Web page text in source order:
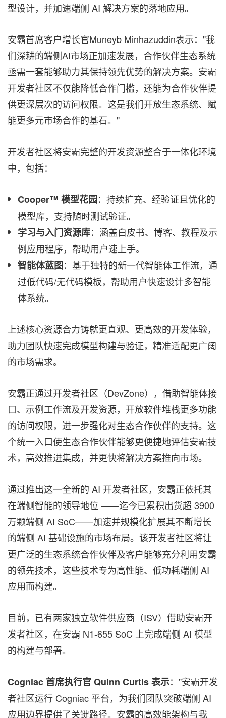
型设计，并加速端侧 AI 解决方案的落地应用。
安霸首席客户增长官Muneyb Minhazuddin表示："我
们深耕的端侧AI市场正加速发展，合作伙伴生态系统
亟需一套能够助力其保持领先优势的解决方案。安霸
开发者社区不仅能降低合作门槛，还能为合作伙伴提
供更深层次的访问权限。这是我们开放生态系统、赋
能更多元市场合作的基石。"
开发者社区将安霸完整的开发资源整合于一体化环境
中，包括：
Cooper™ 模型花园：持续扩充、经验证且优化的
模型库，支持随时测试验证。
学习与入门资源库：涵盖白皮书、博客、教程及示
例应用程序，帮助用户速上手。
智能体蓝图：基于独特的新一代智能体工作流，通
过低代码/无代码模板，帮助用户快速设计多智能
体系统。
上述核心资源合力铸就更直观、更高效的开发体验，
助力团队快速完成模型构建与验证，精准适配更广阔
的市场需求。
安霸正通过开发者社区（DevZone），借助智能体接
口、示例工作流及开发资源，开放软件堆栈更多功能
的访问权限，进一步强化对生态合作伙伴的支持。这
个统一入口使生态合作伙伴能够更便捷地评估安霸技
术，高效推进集成，并更快将解决方案推向市场。
通过推出这一全新的 AI 开发者社区，安霸正依托其
在端侧智能的领导地位 ——迄今已累积出货超 3900
万颗端侧 AI SoC——加速并规模化扩展其不断增长
的端侧 AI 基础设施的市场布局。该开发者社区将让
更广泛的生态系统合作伙伴及客户能够充分利用安霸
的领先技术，这些技术专为高性能、低功耗端侧 AI
应用而构建。
目前，已有两家独立软件供应商（ISV）借助安霸开
发者社区，在安霸 N1-655 SoC 上完成端侧 AI 模型
的构建与部署。
Cogniac 首席执行官Quinn Curtis表示："安霸开发
者社区运行 Cogniac 平台，为我们团队突破端侧 AI
应用边界提供了关键路径。安霸的高效能架构与我